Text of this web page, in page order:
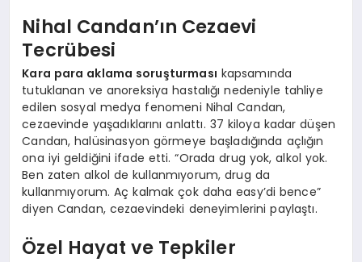
Nihal Candan’ın Cezaevi
Tecrübesi
Kara para aklama soruşturması kapsamında
tutuklanan ve anoreksiya hastalığı nedeniyle tahliye
edilen sosyal medya fenomeni Nihal Candan,
cezaevinde yaşadıklarını anlattı. 37 kiloya kadar düşen
Candan, halüsinasyon görmeye başladığında açlığın
ona iyi geldiğini ifade etti. “Orada drug yok, alkol yok.
Ben zaten alkol de kullanmıyorum, drug da
kullanmıyorum. Aç kalmak çok daha easy’di bence”
diyen Candan, cezaevindeki deneyimlerini paylaştı.
Özel Hayat ve Tepkiler